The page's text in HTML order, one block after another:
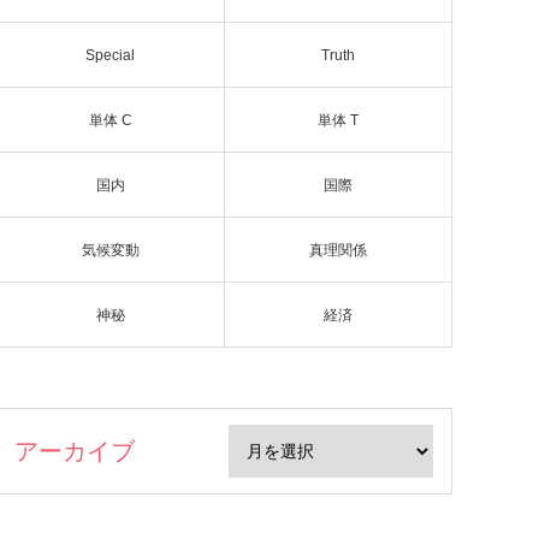
Special Truth
単体 C 単体 T
国内 国際
気候変動 真理関係
神秘 経済
アーカイブ